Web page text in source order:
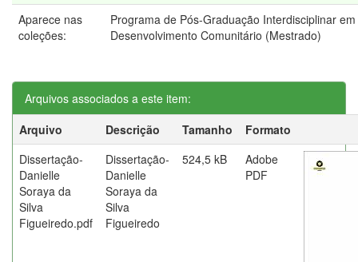
Aparece nas
coleções:
Programa de Pós-Graduação Interdisciplinar em
Desenvolvimento Comunitário (Mestrado)
Arquivos associados a este item:
Arquivo
Descrição Tamanho
Formato
Dissertação-
Danielle
Soraya da
Silva
Figueiredo.pdf
Dissertação-
Danielle
Soraya da
Silva
Figueiredo
524,5 kB
Adobe
PDF